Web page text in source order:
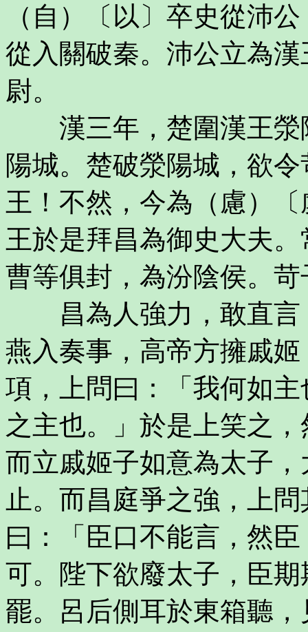
（自）〔以〕卒史從沛
從入關破秦。沛公立為
尉。
漢三年，楚圍漢王滎
陽城。楚破滎陽城，欲
王！不然，今為（慮）
王於是拜昌為御史大夫
曹等俱封，為汾陰侯。
昌為人強力，敢直言
燕入奏事，高帝方擁戚
項，上問曰：「我何如
之主也。」於是上笑之
而立戚姬子如意為太子
止。而昌庭爭之強，上
曰：「臣口不能言，然
可。陛下欲廢太子，臣
罷。呂后側耳於東箱聽